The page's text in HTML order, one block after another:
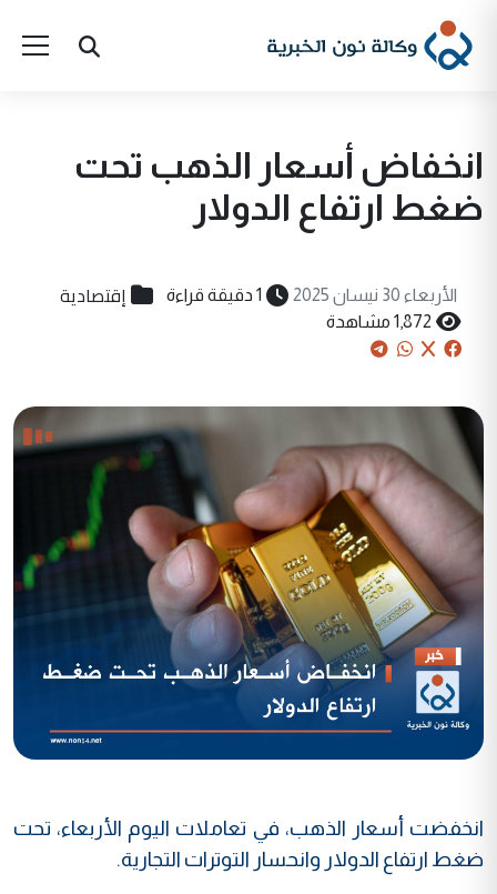
انخفاض أسعار الذهب تحت
ضغط ارتفاع الدولار
الأربعاء 30 نيسان 2025 1 دقيقة قراءة إقتصادية
1,872 مشاهدة
انخفضت أسعار الذهب، في تعاملات اليوم الأربعاء، تحت
ضغط ارتفاع الدولار وانحسار التوترات التجارية.